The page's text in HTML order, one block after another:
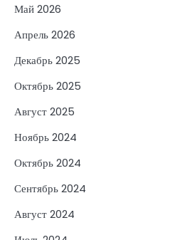
Май 2026
Апрель 2026
Декабрь 2025
Октябрь 2025
Август 2025
Ноябрь 2024
Октябрь 2024
Сентябрь 2024
Август 2024